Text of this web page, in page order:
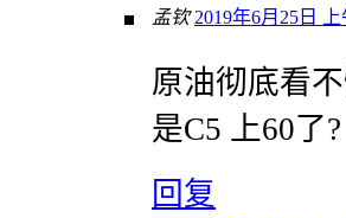
孟钦 2019年6月25日 上
原油彻底看
是C5 上60了?
回复